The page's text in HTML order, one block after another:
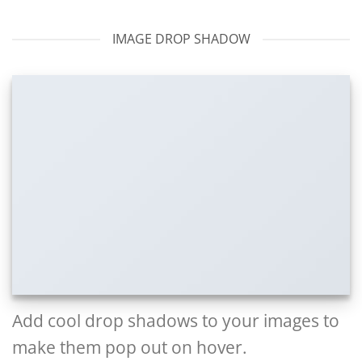
IMAGE DROP SHADOW
Add cool drop shadows to your images to
make them pop out on hover.